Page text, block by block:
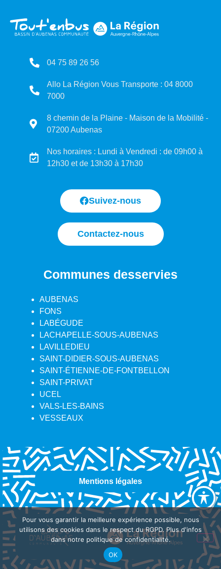
04 75 89 26 56
Allo La Région Vous Transporte : 04 8000
7000
8 chemin de la Plaine - Maison de la Mobilité -
07200 Aubenas
Nos horaires : Lundi à Vendredi : de 09h00 à
12h30 et de 13h30 à 17h30
Suivez-nous
Contactez-nous
Communes desservies
AUBENAS
FONS
LABÉGUDE
LACHAPELLE-SOUS-AUBENAS
LAVILLEDIEU
SAINT-DIDIER-SOUS-AUBENAS
SAINT-ÉTIENNE-DE-FONTBELLON
SAINT-PRIVAT
UCEL
VALS-LES-BAINS
VESSEAUX
Mentions légales
Pour vous garantir la meilleure expérience possible, nous
utilisons des cookies dans le respect du RGPD. Plus d'infos
dans notre politique de confidentialité.
OK